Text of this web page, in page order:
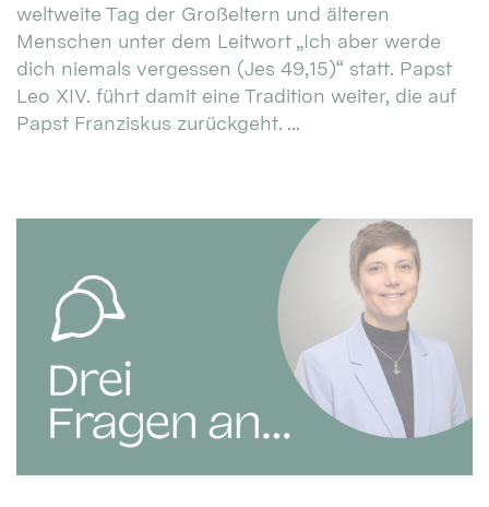
weltweite Tag der Großeltern und älteren
Menschen unter dem Leitwort „Ich aber werde
dich niemals vergessen (Jes 49,15)“ statt. Papst
Leo XIV. führt damit eine Tradition weiter, die auf
Papst Franziskus zurückgeht. ...